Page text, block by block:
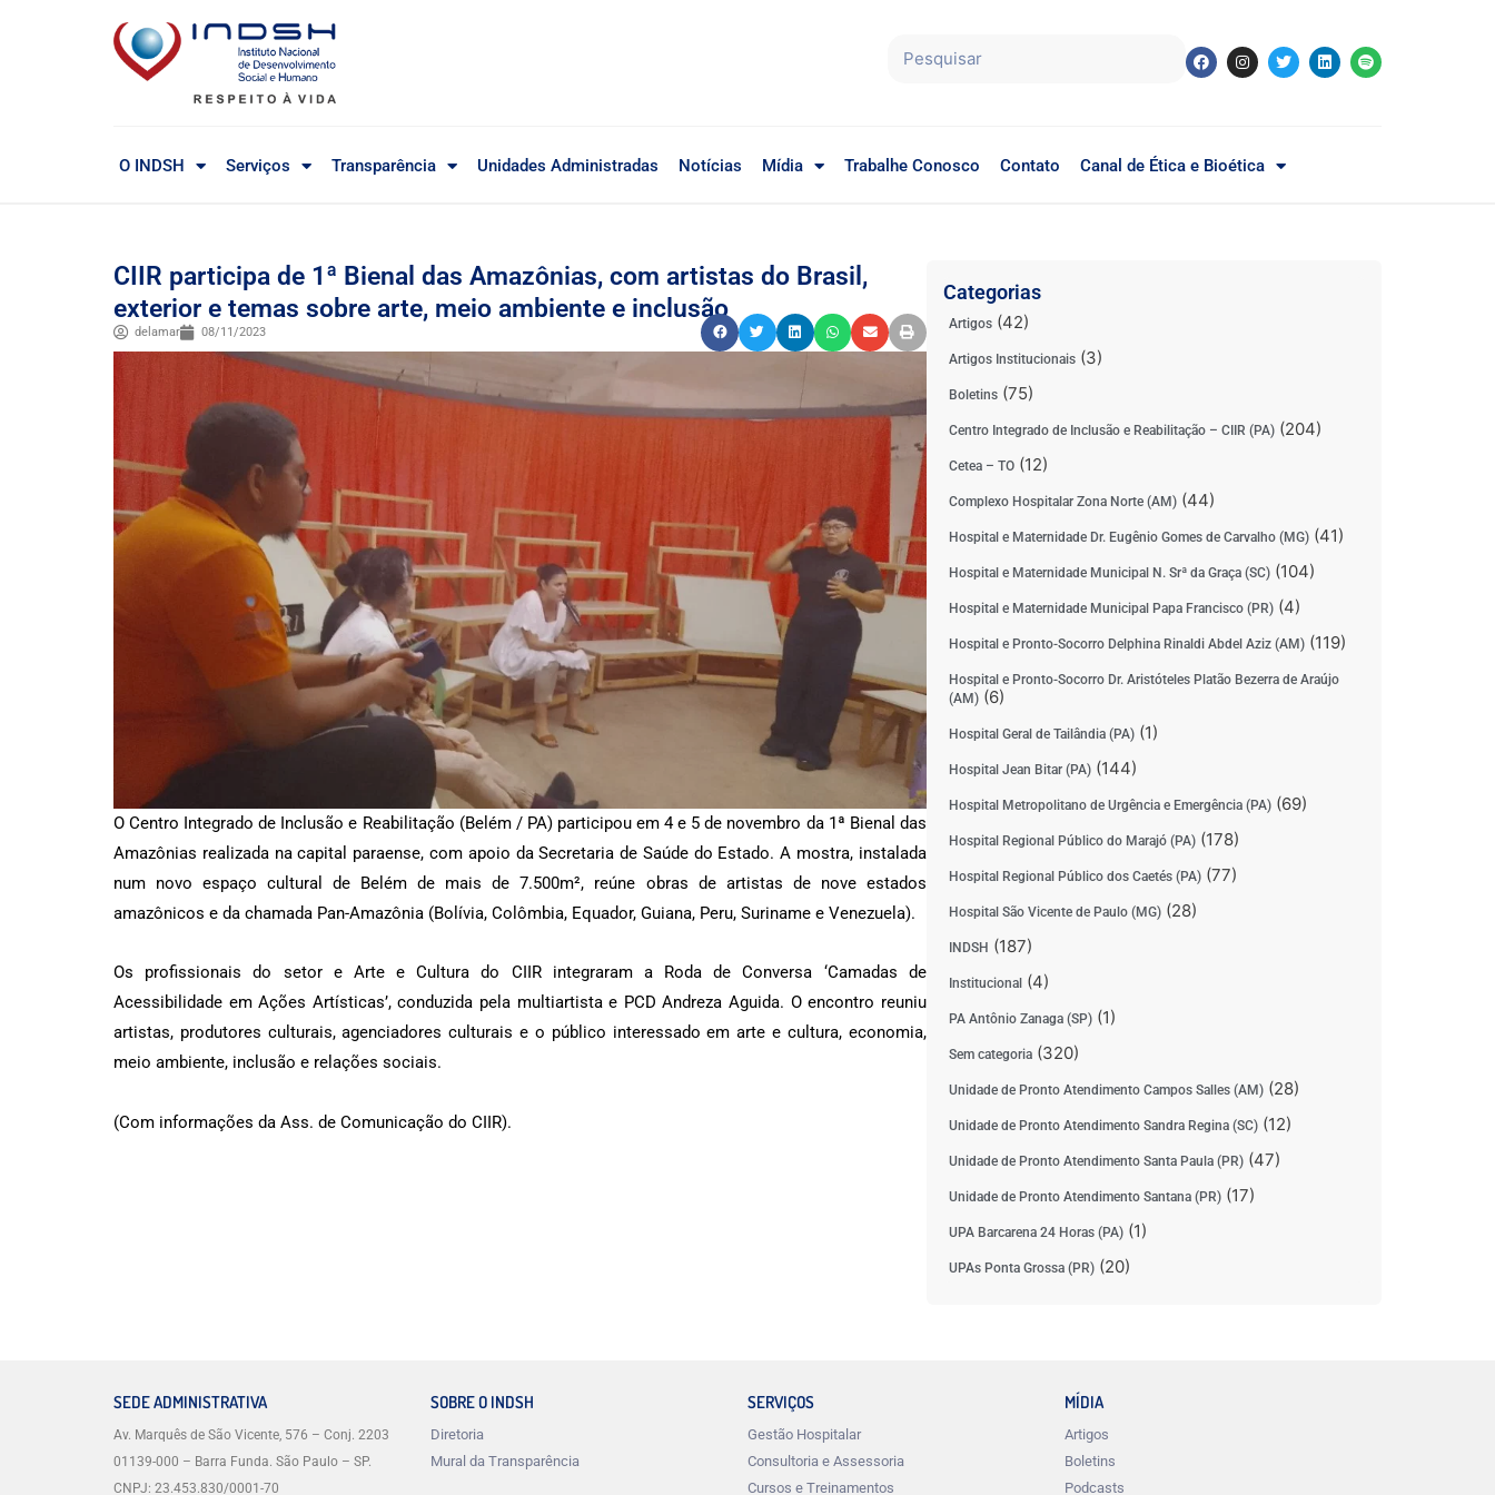
O INDSH Serviços Transparência Unidades Administradas Notícias Mídia Trabalhe Conosco Contato Canal de Ética e Bioética
CIIR participa de 1ª Bienal das Amazônias, com artistas do Brasil,
exterior e temas sobre arte, meio ambiente e inclusão
delamar 08/11/2023
O Centro Integrado de Inclusão e Reabilitação (Belém / PA) participou em 4 e 5 de novembro da 1ª Bienal das
Amazônias realizada na capital paraense, com apoio da Secretaria de Saúde do Estado. A mostra, instalada
num novo espaço cultural de Belém de mais de 7.500m², reúne obras de artistas de nove estados
amazônicos e da chamada Pan-Amazônia (Bolívia, Colômbia, Equador, Guiana, Peru, Suriname e Venezuela).
Os profissionais do setor e Arte e Cultura do CIIR integraram a Roda de Conversa ‘Camadas de
Acessibilidade em Ações Artísticas’, conduzida pela multiartista e PCD Andreza Aguida. O encontro reuniu
artistas, produtores culturais, agenciadores culturais e o público interessado em arte e cultura, economia,
meio ambiente, inclusão e relações sociais.
(Com informações da Ass. de Comunicação do CIIR).
Categorias
Artigos(42)
Artigos Institucionais(3)
Boletins(75)
Centro Integrado de Inclusão e Reabilitação – CIIR (PA)(204)
Cetea – TO(12)
Complexo Hospitalar Zona Norte (AM)(44)
Hospital e Maternidade Dr. Eugênio Gomes de Carvalho (MG)(41)
Hospital e Maternidade Municipal N. Srª da Graça (SC)(104)
Hospital e Maternidade Municipal Papa Francisco (PR)(4)
Hospital e Pronto-Socorro Delphina Rinaldi Abdel Aziz (AM)(119)
Hospital e Pronto-Socorro Dr. Aristóteles Platão Bezerra de Araújo
(AM)(6)
Hospital Geral de Tailândia (PA)(1)
Hospital Jean Bitar (PA)(144)
Hospital Metropolitano de Urgência e Emergência (PA)(69)
Hospital Regional Público do Marajó (PA)(178)
Hospital Regional Público dos Caetés (PA)(77)
Hospital São Vicente de Paulo (MG)(28)
INDSH (187)
Institucional(4)
PA Antônio Zanaga (SP)(1)
Sem categoria(320)
Unidade de Pronto Atendimento Campos Salles (AM)(28)
Unidade de Pronto Atendimento Sandra Regina (SC)(12)
Unidade de Pronto Atendimento Santa Paula (PR)(47)
Unidade de Pronto Atendimento Santana (PR)(17)
UPA Barcarena 24 Horas (PA)(1)
UPAs Ponta Grossa (PR)(20)
SEDE ADMINISTRATIVA
Av. Marquês de São Vicente, 576 – Conj. 2203
01139-000 – Barra Funda. São Paulo – SP.
CNPJ: 23.453.830/0001-70
SOBRE O INDSH
Diretoria
Mural da Transparência
SERVIÇOS
Gestão Hospitalar
Consultoria e Assessoria
Cursos e Treinamentos
MÍDIA
Artigos
Boletins
Podcasts